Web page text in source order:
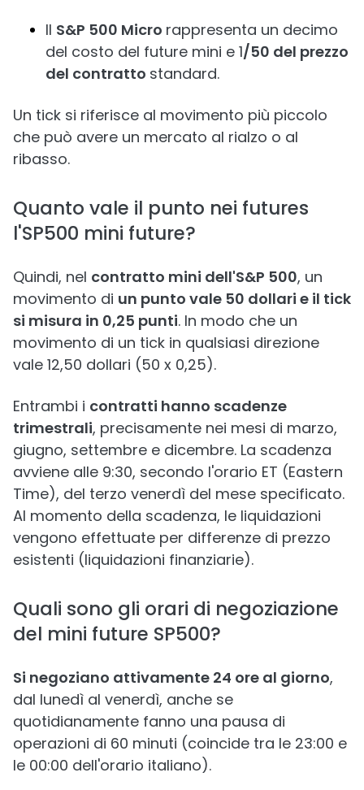
Il S&P 500 Micro rappresenta un decimo
del costo del future mini e 1/50 del prezzo
del contratto standard.
Un tick si riferisce al movimento più piccolo
che può avere un mercato al rialzo o al
ribasso.
Quanto vale il punto nei futures
l'SP500 mini future?
Quindi, nel contratto mini dell'S&P 500, un
movimento di un punto vale 50 dollari e il tick
si misura in 0,25 punti. In modo che un
movimento di un tick in qualsiasi direzione
vale 12,50 dollari (50 x 0,25).
Entrambi i contratti hanno scadenze
trimestrali, precisamente nei mesi di marzo,
giugno, settembre e dicembre. La scadenza
avviene alle 9:30, secondo l'orario ET (Eastern
Time), del terzo venerdì del mese specificato.
Al momento della scadenza, le liquidazioni
vengono effettuate per differenze di prezzo
esistenti (liquidazioni finanziarie).
Quali sono gli orari di negoziazione
del mini future SP500?
Si negoziano attivamente 24 ore al giorno,
dal lunedì al venerdì, anche se
quotidianamente fanno una pausa di
operazioni di 60 minuti (coincide tra le 23:00 e
le 00:00 dell'orario italiano).